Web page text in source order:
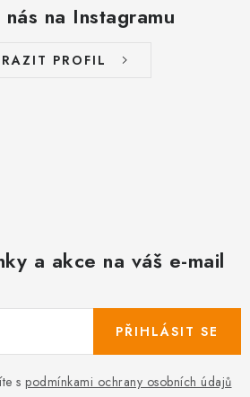
na Instagramu
PROFIL
a akce na váš e-mail
s podmínkami ochrany osobních údajů
PŘIHLÁSIT SE